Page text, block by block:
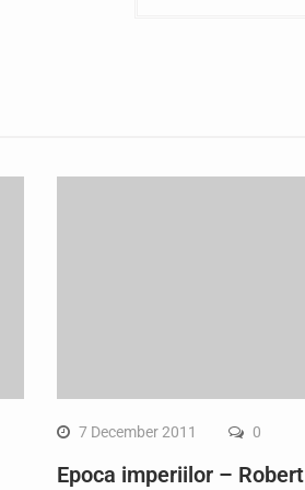
7 December 2011 0
Epoca imperiilor – Robert